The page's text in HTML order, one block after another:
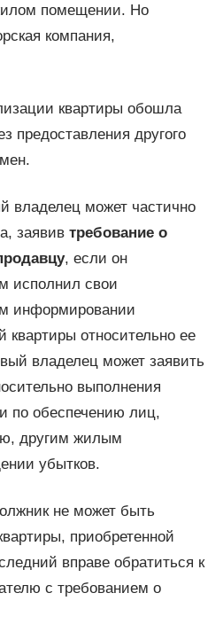
помещении. Но
компания,
квартиры обошла
предоставления другого
владелец может частично
заявив требование о
, если он
исполнил свои
информировании
квартиры относительно ее
владелец может заявить
выполнения
по обеспечению лиц,
другим жилым
убытков.
не может быть
приобретенной
вправе обратиться к
с требованием о